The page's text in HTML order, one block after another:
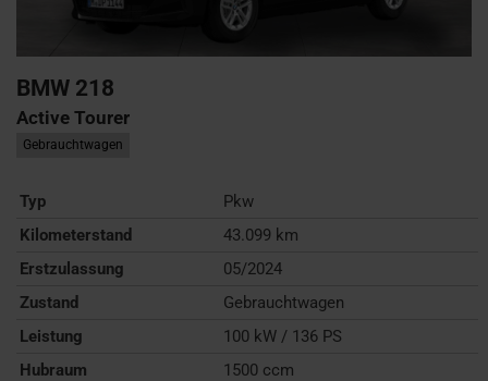
BMW 218
Active Tourer
Gebrauchtwagen
Typ
Pkw
Kilometerstand
43.099 km
Erstzulassung
05/2024
Zustand
Gebrauchtwagen
Leistung
100 kW / 136 PS
Hubraum
1500 ccm